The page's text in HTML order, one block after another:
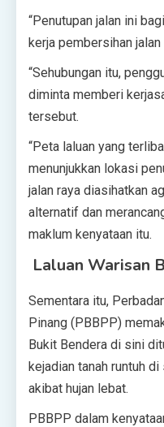
“Penutupan jalan ini
kerja pembersihan
“Sehubungan itu,
diminta memberi
tersebut.
“Peta laluan yang
menunjukkan lokasi
jalan raya diasihatkan
alternatif dan
maklum kenyataan itu.
Laluan Warisan
Sementara itu,
Pinang (PBBPP)
Bukit Bendera di sini
kejadian tanah runtuh
akibat hujan lebat.
PBBPP dalam